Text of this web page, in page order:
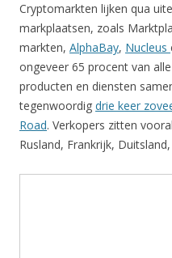
Cryptomarkten lijken qua
markplaatsen, zoals
markten, AlphaBay, Nucleus
ongeveer 65 procent van
producten en diensten
tegenwoordig drie keer
Road. Verkopers zitten
Rusland, Frankrijk,